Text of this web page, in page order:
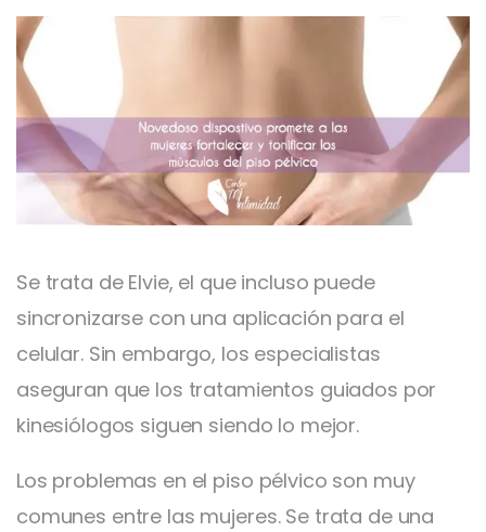
Se trata de Elvie, el que incluso puede
sincronizarse con una aplicación para el
celular. Sin embargo, los especialistas
aseguran que los tratamientos guiados por
kinesiólogos siguen siendo lo mejor.
Los problemas en el piso pélvico son muy
comunes entre las mujeres. Se trata de una